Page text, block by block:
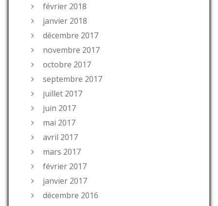
février 2018
janvier 2018
décembre 2017
novembre 2017
octobre 2017
septembre 2017
juillet 2017
juin 2017
mai 2017
avril 2017
mars 2017
février 2017
janvier 2017
décembre 2016